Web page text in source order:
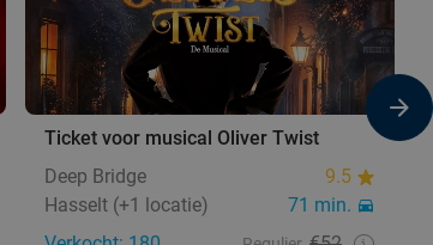
Ticket voor musical Oliver Twist
Deep Bridge
9.5
Hasselt (+1 locatie)
71 min.